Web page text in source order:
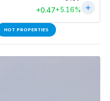
HOT PROPERTIES